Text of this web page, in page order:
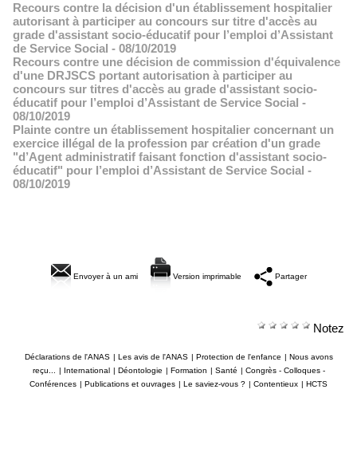
Recours contre la décision d'un établissement hospitalier
autorisant à participer au concours sur titre d'accès au
grade d'assistant socio-éducatif pour l’emploi d’Assistant
de Service Social - 08/10/2019
Recours contre une décision de commission d'équivalence
d'une DRJSCS portant autorisation à participer au
concours sur titres d'accès au grade d'assistant socio-
éducatif pour l’emploi d’Assistant de Service Social -
08/10/2019
Plainte contre un établissement hospitalier concernant un
exercice illégal de la profession par création d'un grade
"d’Agent administratif faisant fonction d'assistant socio-
éducatif" pour l’emploi d’Assistant de Service Social -
08/10/2019
Envoyer à un ami Version imprimable Partager
Notez
Déclarations de l'ANAS | Les avis de l'ANAS | Protection de l'enfance | Nous avons
reçu...
| International | Déontologie | Formation | Santé | Congrès - Colloques -
Conférences | Publications et ouvrages | Le saviez-vous ? | Contentieux | HCTS